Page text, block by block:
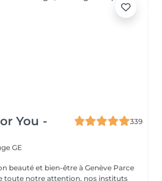
You -
339
GE
et bien-être à Genève Parce
toute notre attention, nos instituts